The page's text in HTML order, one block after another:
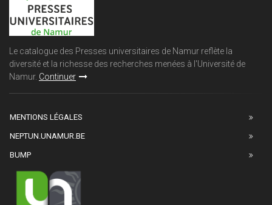
Le catalogue des Presses universitaires de Namur reflète la
diversité et la richesse des recherches menées à l'Université de
Namur. Continuer
MENTIONS LÉGALES
NEPTUN.UNAMUR.BE
BUMP